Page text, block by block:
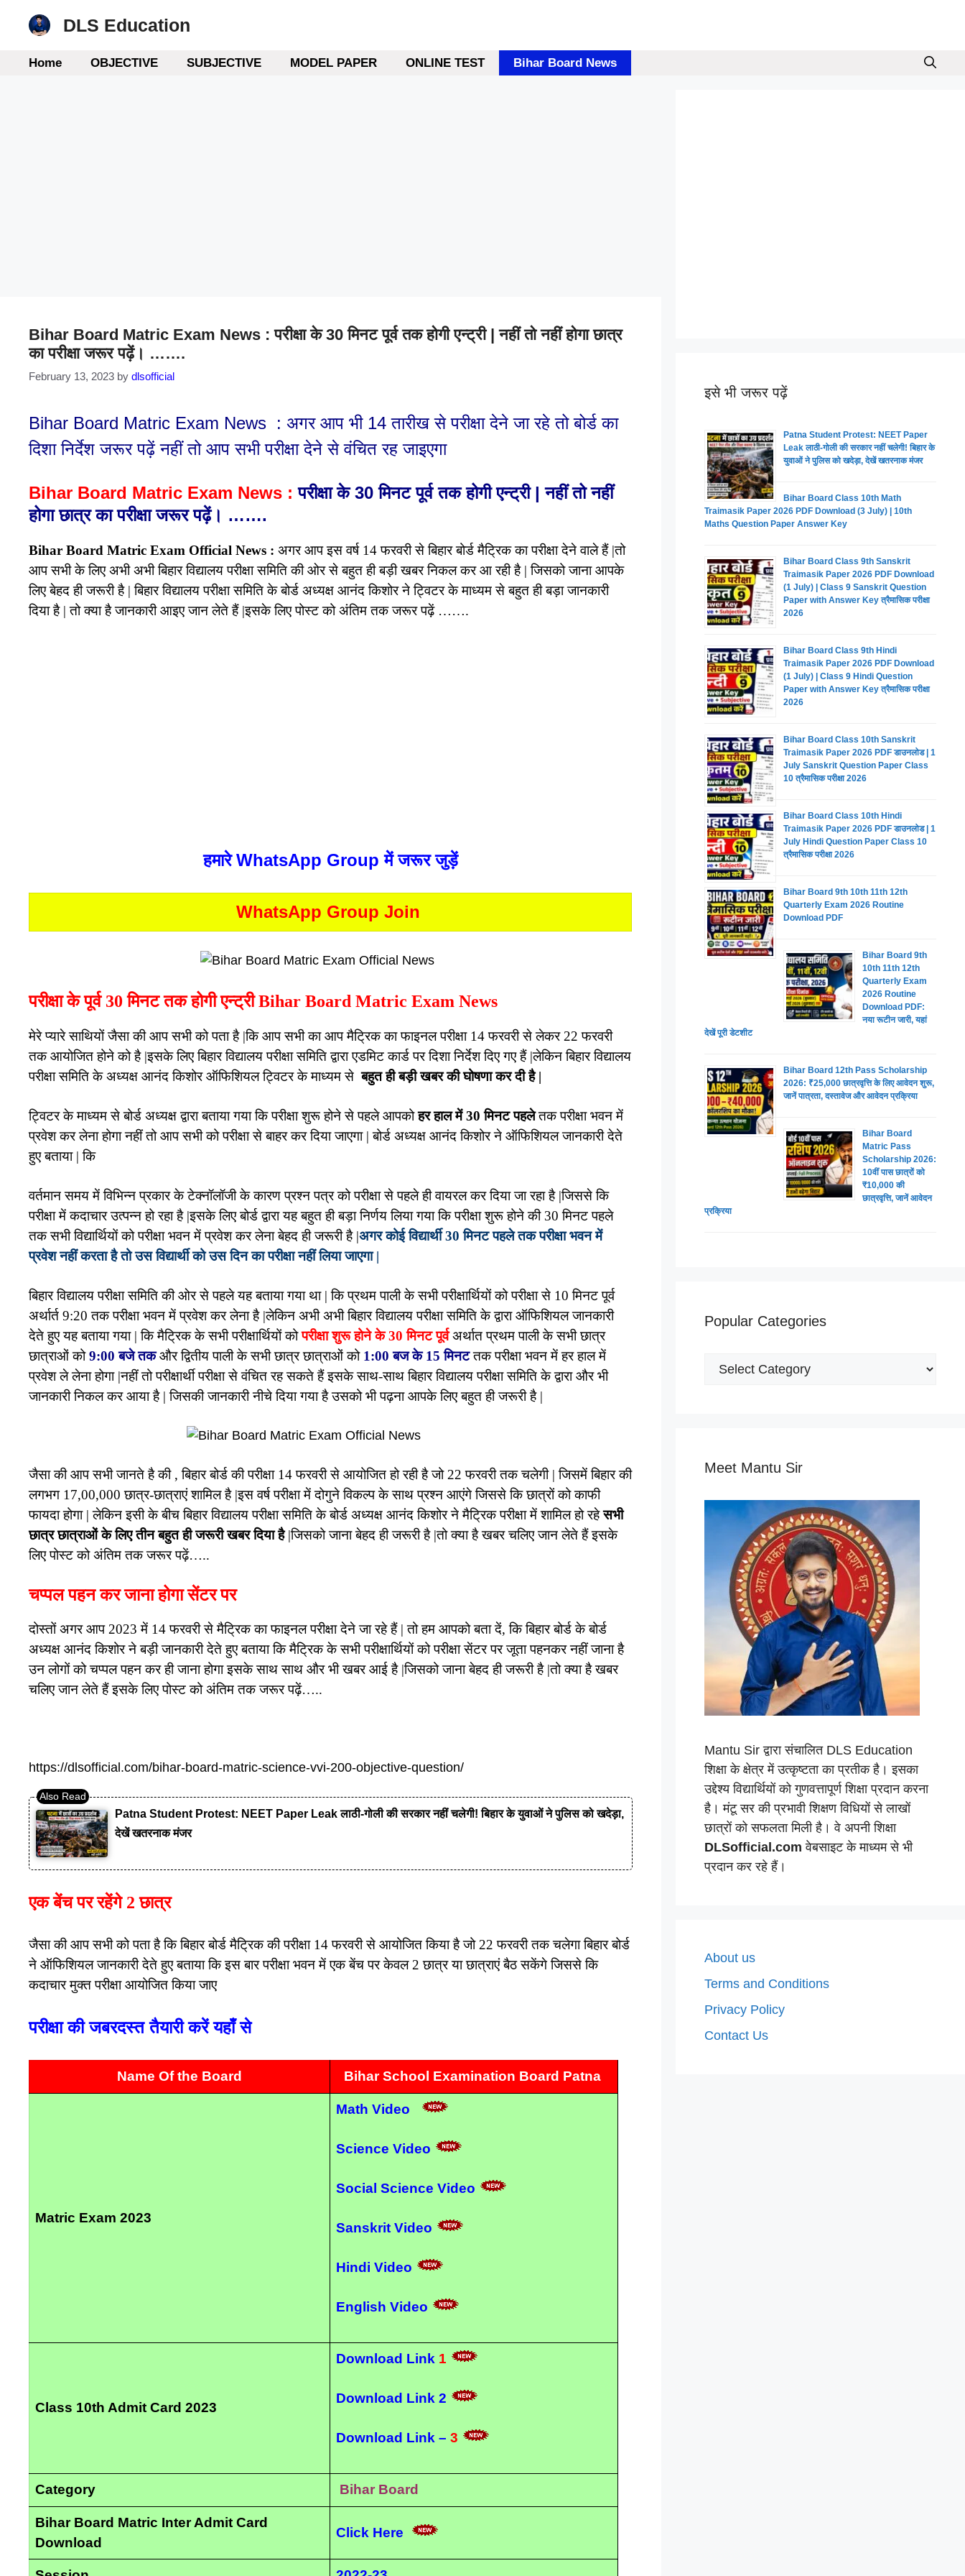
DLS Education
Home OBJECTIVE SUBJECTIVE MODEL PAPER ONLINE TEST Bihar Board News
Bihar Board Matric Exam News : परीक्षा के 30 मिनट पूर्व तक होगी एन्ट्री | नहीं तो नहीं होगा छात्र
का परीक्षा जरूर पढ़ें। …….
February 13, 2023 by dlsofficial
Bihar Board Matric Exam News : अगर आप भी 14 तारीख से परीक्षा देने जा रहे तो बोर्ड का
दिशा निर्देश जरूर पढ़ें नहीं तो आप सभी परीक्षा देने से वंचित रह जाइएगा
Bihar Board Matric Exam News : परीक्षा के 30 मिनट पूर्व तक होगी एन्ट्री | नहीं तो नहीं
होगा छात्र का परीक्षा जरूर पढ़ें। …….
Bihar Board Matric Exam Official News : अगर आप इस वर्ष 14 फरवरी से बिहार बोर्ड मैट्रिक का परीक्षा देने वाले हैं |तो
आप सभी के लिए अभी अभी बिहार विद्यालय परीक्षा समिति की ओर से बहुत ही बड़ी खबर निकल कर आ रही है | जिसको जाना आपके
लिए बेहद ही जरूरी है | बिहार विद्यालय परीक्षा समिति के बोर्ड अध्यक्ष आनंद किशोर ने ट्विटर के माध्यम से बहुत ही बड़ा जानकारी
दिया है | तो क्या है जानकारी आइए जान लेते हैं |इसके लिए पोस्ट को अंतिम तक जरूर पढ़ें …….
हमारे WhatsApp Group में जरूर जुड़ें
WhatsApp Group Join
परीक्षा के पूर्व 30 मिनट तक होगी एन्ट्री Bihar Board Matric Exam News
मेरे प्यारे साथियों जैसा की आप सभी को पता है |कि आप सभी का आप मैट्रिक का फाइनल परीक्षा 14 फरवरी से लेकर 22 फरवरी
तक आयोजित होने को है |इसके लिए बिहार विद्यालय परीक्षा समिति द्वारा एडमिट कार्ड पर दिशा निर्देश दिए गए हैं |लेकिन बिहार विद्यालय
परीक्षा समिति के अध्यक्ष आनंद किशोर ऑफिशियल ट्विटर के माध्यम से बहुत ही बड़ी खबर की घोषणा कर दी है |
ट्विटर के माध्यम से बोर्ड अध्यक्ष द्वारा बताया गया कि परीक्षा शुरू होने से पहले आपकोहर हाल में 30 मिनट पहलेतक परीक्षा भवन में
प्रवेश कर लेना होगा नहीं तो आप सभी को परीक्षा से बाहर कर दिया जाएगा |बोर्ड अध्यक्ष आनंद किशोर ने ऑफिशियल जानकारी देते
हुए बताया | कि
वर्तमान समय में विभिन्न प्रकार के टेक्नॉलॉजी के कारण प्रश्न पत्र को परीक्षा से पहले ही वायरल कर दिया जा रहा है |जिससे कि
परीक्षा में कदाचार उत्पन्न हो रहा है |इसके लिए बोर्ड द्वारा यह बहुत ही बड़ा निर्णय लिया गया कि परीक्षा शुरू होने की 30 मिनट पहले
तक सभी विद्यार्थियों को परीक्षा भवन में प्रवेश कर लेना बेहद ही जरूरी है |अगर कोई विद्यार्थी 30 मिनट पहले तक परीक्षा भवन में
प्रवेश नहीं करता है तो उस विद्यार्थी को उस दिन का परीक्षा नहीं लिया जाएगा |
बिहार विद्यालय परीक्षा समिति की ओर से पहले यह बताया गया था | कि प्रथम पाली के सभी परीक्षार्थियों को परीक्षा से 10 मिनट पूर्व
अर्थार्त 9:20 तक परीक्षा भवन में प्रवेश कर लेना है |लेकिन अभी अभी बिहार विद्यालय परीक्षा समिति के द्वारा ऑफिशियल जानकारी
देते हुए यह बताया गया | कि मैट्रिक के सभी परीक्षार्थियों कोपरीक्षा शुरू होने के 30 मिनट पूर्वअर्थात प्रथम पाली के सभी छात्र
छात्राओं को9:00 बजे तकऔर द्वितीय पाली के सभी छात्र छात्राओं को 1:00 बज के 15 मिनटतक परीक्षा भवन में हर हाल में
प्रवेश ले लेना होगा |नहीं तो परीक्षार्थी परीक्षा से वंचित रह सकते हैं इसके साथ-साथ बिहार विद्यालय परीक्षा समिति के द्वारा और भी
जानकारी निकल कर आया है | जिसकी जानकारी नीचे दिया गया है उसको भी पढ़ना आपके लिए बहुत ही जरूरी है |
जैसा की आप सभी जानते है की , बिहार बोर्ड की परीक्षा 14 फरवरी से आयोजित हो रही है जो 22 फरवरी तक चलेगी | जिसमें बिहार की
लगभग 17,00,000 छात्र-छात्राएं शामिल है |इस वर्ष परीक्षा में दोगुने विकल्प के साथ प्रश्न आएंगे जिससे कि छात्रों को काफी
फायदा होगा | लेकिन इसी के बीच बिहार विद्यालय परीक्षा समिति के बोर्ड अध्यक्ष आनंदकिशोरने मैट्रिक परीक्षा में शामिल हो रहेसभी
छात्र छात्राओं के लिए तीन बहुत ही जरूरी खबर दिया है|जिसको जाना बेहद ही जरूरी है |तो क्या है खबर चलिए जान लेते हैं इसके
लिए पोस्ट को अंतिम तक जरूर पढ़ें…..
चप्पल पहन कर जाना होगा सेंटर पर
दोस्तों अगर आप 2023 में 14 फरवरी से मैट्रिक का फाइनल परीक्षा देने जा रहे हैं | तो हम आपको बता दें, कि बिहार बोर्ड के बोर्ड
अध्यक्ष आनंद किशोर ने बड़ी जानकारी देते हुए बताया कि मैट्रिक के सभी परीक्षार्थियों को परीक्षा सेंटर पर जूता पहनकर नहीं जाना है
उन लोगों को चप्पल पहन कर ही जाना होगा इसके साथ साथ और भी खबर आई है |जिसको जाना बेहद ही जरूरी है |तो क्या है खबर
चलिए जान लेते हैं इसके लिए पोस्ट को अंतिम तक जरूर पढ़ें…..
https://dlsofficial.com/bihar-board-matric-science-vvi-200-objective-question/
Patna Student Protest: NEET Paper Leak लाठी-गोली की सरकार नहीं चलेगी! बिहार के युवाओं ने पुलिस को खदेड़ा,
देखें खतरनाक मंजर
एक बेंच पर रहेंगे 2 छात्र
जैसा की आप सभी को पता है कि बिहार बोर्ड मैट्रिक की परीक्षा 14 फरवरी से आयोजित किया है जो 22 फरवरी तक चलेगा बिहार बोर्ड
ने ऑफिशियल जानकारी देते हुए बताया कि इस बार परीक्षा भवन में एक बेंच पर केवल 2 छात्र या छात्राएं बैठ सकेंगे जिससे कि
कदाचार मुक्त परीक्षा आयोजित किया जाए
परीक्षा की जबरदस्त तैयारी करें यहाँ से
Name Of the Board Bihar School Examination Board Patna
Matric Exam 2023
Math Video
Science Video
Social Science Video
Sanskrit Video
Hindi Video
English Video
Class 10th Admit Card 2023
Download Link 1
Download Link 2
Download Link – 3
Category Bihar Board
Bihar Board Matric Inter Admit Card
Download
Click Here
इसे भी जरूर पढ़ें
Patna Student Protest: NEET Paper
Leak लाठी-गोली की सरकार नहीं चलेगी! बिहार के
युवाओं ने पुलिस को खदेड़ा, देखें खतरनाक मंजर
Bihar Board Class 10th Math
Traimasik Paper 2026 PDF Download (3 July) | 10th
Maths Question Paper Answer Key
Bihar Board Class 9th Sanskrit
Traimasik Paper 2026 PDF Download
(1 July) | Class 9 Sanskrit Question
Paper with Answer Key त्रैमासिक परीक्षा
2026
Bihar Board Class 9th Hindi
Traimasik Paper 2026 PDF Download
(1 July) | Class 9 Hindi Question
Paper with Answer Key त्रैमासिक परीक्षा
2026
Bihar Board Class 10th Sanskrit
Traimasik Paper 2026 PDF डाउनलोड | 1
July Sanskrit Question Paper Class
10 त्रैमासिक परीक्षा 2026
Bihar Board Class 10th Hindi
Traimasik Paper 2026 PDF डाउनलोड | 1
July Hindi Question Paper Class 10
त्रैमासिक परीक्षा 2026
Bihar Board 9th 10th 11th 12th
Quarterly Exam 2026 Routine
Download PDF
Bihar Board 9th
10th 11th 12th
Quarterly Exam
2026 Routine
Download PDF:
नया रूटीन जारी, यहां
देखें पूरी डेटशीट
Bihar Board 12th Pass Scholarship
2026: ₹25,000 छात्रवृत्ति के लिए आवेदन शुरू,
जानें पात्रता, दस्तावेज और आवेदन प्रक्रिया
Bihar Board
Matric Pass
Scholarship 2026:
10वीं पास छात्रों को
₹10,000 की
छात्रवृत्ति, जानें आवेदन
प्रक्रिया
Popular Categories
Popular
Meet Mantu Sir
Mantu Sir द्वारा संचालित DLS Education
शिक्षा के क्षेत्र में उत्कृष्टता का प्रतीक है। इसका
उद्देश्य विद्यार्थियों को गुणवत्तापूर्ण शिक्षा प्रदान करना
है। मंटू सर की प्रभावी शिक्षण विधियों से लाखों
छात्रों को सफलता मिली है। वे अपनी शिक्षा
DLSofficial.com वेबसाइट के माध्यम से भी
प्रदान कर रहे हैं।
About us
Terms and Conditions
Privacy Policy
Contact Us